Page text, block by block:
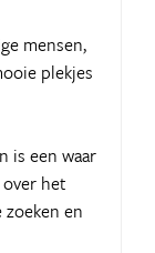
mensen,
plekjes
is een waar
het
en